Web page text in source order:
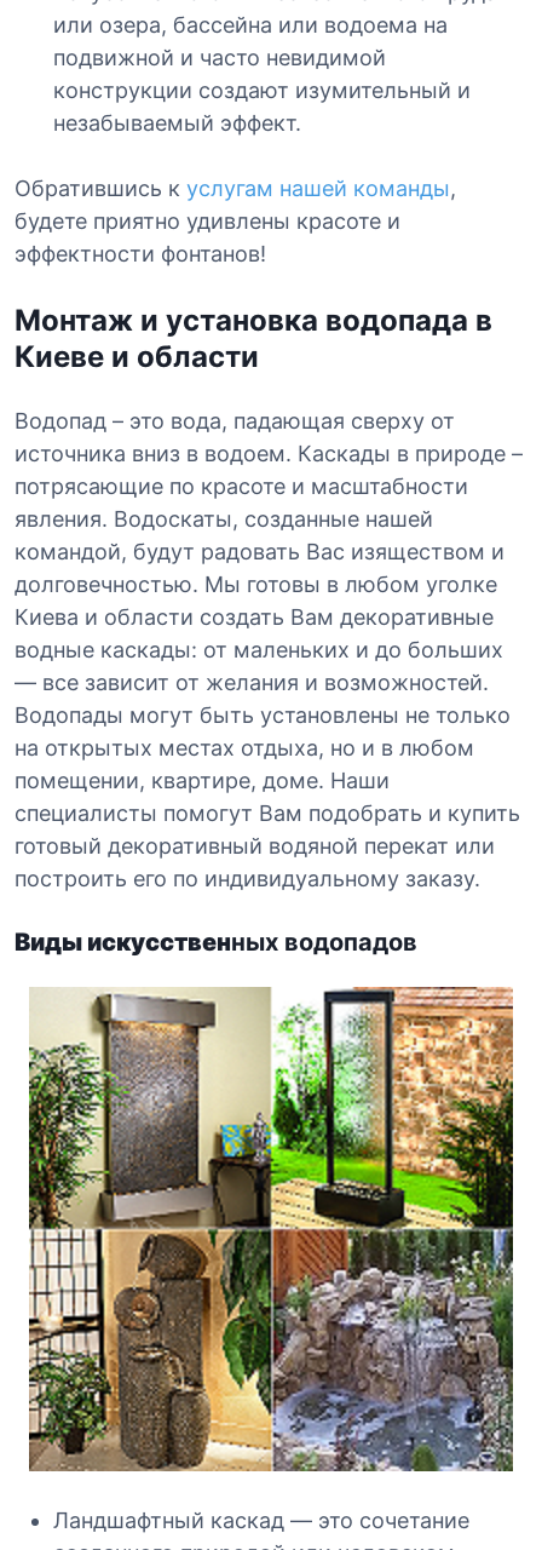
или озера, бассейна или водоема на
подвижной и часто невидимой
конструкции создают изумительный и
незабываемый эффект.
Обратившись к услугам нашей команды,
будете приятно удивлены красоте и
эффектности фонтанов!
Монтаж и установка водопада в
Киеве и области
Водопад – это вода, падающая сверху от
источника вниз в водоем. Каскады в природе –
потрясающие по красоте и масштабности
явления. Водоскаты, созданные нашей
командой, будут радовать Вас изяществом и
долговечностью. Мы готовы в любом уголке
Киева и области создать Вам декоративные
водные каскады: от маленьких и до больших
— все зависит от желания и возможностей.
Водопады могут быть установлены не только
на открытых местах отдыха, но и в любом
помещении, квартире, доме. Наши
специалисты помогут Вам подобрать и купить
готовый декоративный водяной перекат или
построить его по индивидуальному заказу.
Виды искусственных водопадов
Ландшафтный каскад — это сочетание